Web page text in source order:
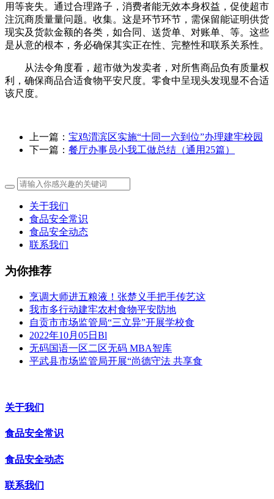
用等丧失。通过合理路子，消费者能无效本身权益，促使超市
注沉商质量量问题。收集。这是环节环节，需保留能证明供货
现实及货款金额的各类，如合同、送货单、对账单、等。这些
是从意的根本，务必确保其实正在性、完整性和联系关系性。
从法令角度看，超市做为发卖者，对所售商品负有质量权
利，确保商品合适食物平安尺度。零食中呈现头发现显不合适
该尺度。
上一篇： 宝鸡渭滨区实施“十同一六到位”办理建牢校园
下一篇： 餐厅办事员小我工做总结（通用25篇）
关于我们
食品安全常识
食品安全动态
联系我们
为你推荐
烹调大师进五粮液！张楚义手把手传艺这
我市多行动建牢农村食物平安防地
自贡市市场监管局“三立异”开展学校食
2022年10月05日Bl
无码国语一区二区无码 MBA智库
平武县市场监管局开展“尚德守法 共享食
关于我们
食品安全常识
食品安全动态
联系我们